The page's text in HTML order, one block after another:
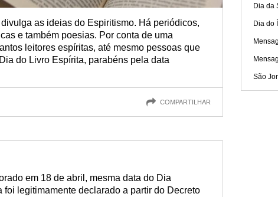
as ideias do Espiritismo. Há periódicos,
e também poesias. Por conta de uma
leitores espíritas, até mesmo pessoas que
do Livro Espírita, parabéns pela data
COMPARTILHAR
em 18 de abril, mesma data do Dia
legitimamente declarado a partir do Decreto
Dia da
Dia do
São